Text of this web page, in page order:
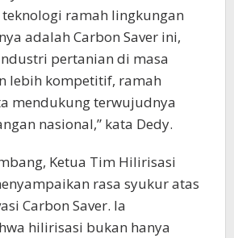
ramah lingkungan
adalah Carbon Saver ini,
pertanian di masa
lebih kompetitif, ramah
mendukung terwujudnya
nasional,” kata Dedy.
Ketua Tim Hilirisasi
rasa syukur atas
Carbon Saver. Ia
hilirisasi bukan hanya